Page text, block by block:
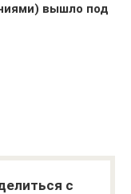
вышло под
с